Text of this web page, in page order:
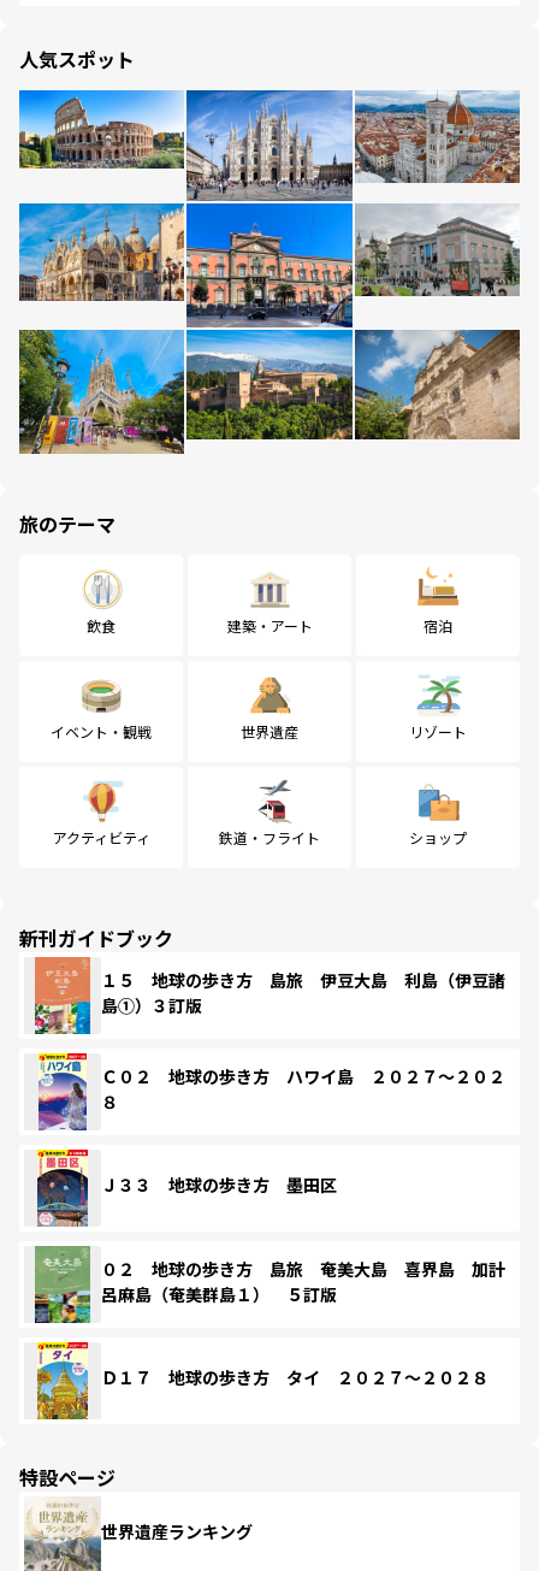
人気スポット
旅のテーマ
飲食 建築・アート 宿泊
イベント・観戦 世界遺産 リゾート
アクティビティ 鉄道・フライト ショップ
新刊ガイドブック
１５ 地球の歩き方 島旅 伊豆大島 利島（伊豆諸
島①）３訂版
Ｃ０２ 地球の歩き方 ハワイ島 ２０２７～２０２
８
Ｊ３３ 地球の歩き方 墨田区
０２ 地球の歩き方 島旅 奄美大島 喜界島 加計
呂麻島（奄美群島１） ５訂版
Ｄ１７ 地球の歩き方 タイ ２０２７～２０２８
特設ページ
世界遺産ランキング